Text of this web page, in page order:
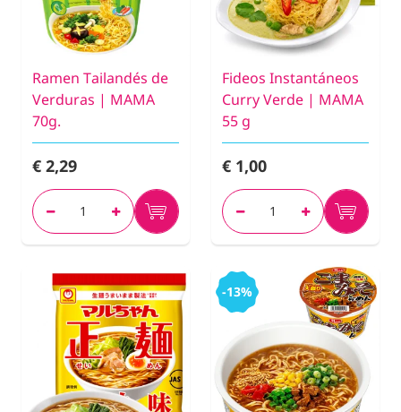
Ramen Tailandés de
Verduras | MAMA
70g.
€ 2,29
Fideos Instantáneos
Curry Verde | MAMA
55 g
€ 1,00
-13%